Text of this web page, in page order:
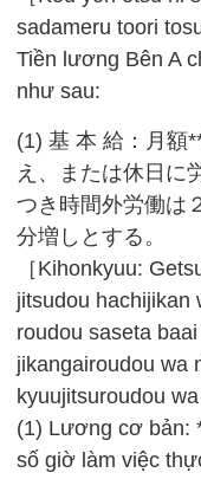
sadameru toori
Tiền lương Bên A
như sau:
(1) 基 本 給：月額
え、または休日に
つき時間外労働は
分増しとする。
［Kihonkyuu:
jitsudou hachijikan
roudou saseta
jikangairoudou wa
kyuujitsuroudou
(1) Lương cơ bản:
số giờ làm việc